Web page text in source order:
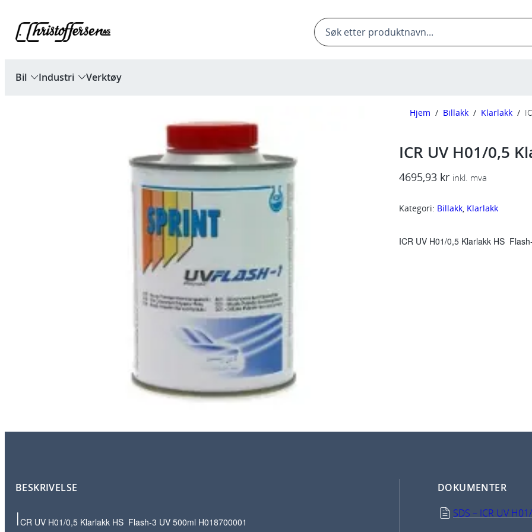
innhold
Products
search
Bil Industri Verktøy
Hjem / Billakk / Klarlakk /
ICR UV H01/0,5
4695,93 kr inkl. mva
Kategori: Billakk, Klarlakk
ICR UV H01/0,5 Klarlakk HS
BESKRIVELSE
ICR UV H01/0,5 Klarlakk HS Flash-3 UV 500ml H018700001
DOKUMENTER
SDS – ICR UV